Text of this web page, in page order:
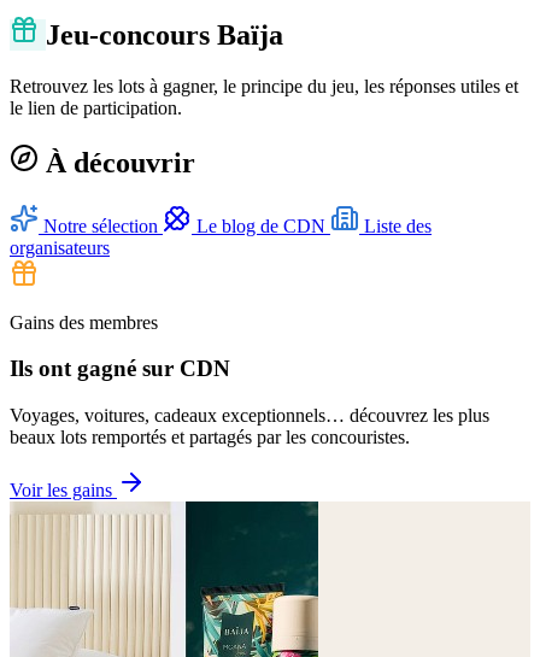
Jeu-concours Baïja
Retrouvez les lots à gagner, le principe du jeu, les réponses utiles et
le lien de participation.
À découvrir
Notre sélection Le blog de CDN
Liste des
organisateurs
Gains des membres
Ils ont gagné sur CDN
Voyages, voitures, cadeaux exceptionnels… découvrez les plus
beaux lots remportés et partagés par les concouristes.
Voir les gains